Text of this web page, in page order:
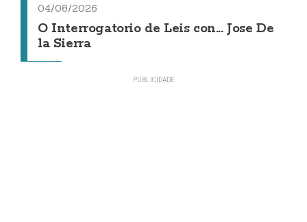
04/08/2026
O Interrogatorio de Leis con... Jose De
la Sierra